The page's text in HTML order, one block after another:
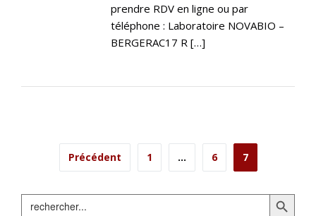
Search Search Button
prendre RDV en ligne ou par
téléphone : Laboratoire NOVABIO –
BERGERAC17 R […]
Navigation
Précédent 1 … 6 7